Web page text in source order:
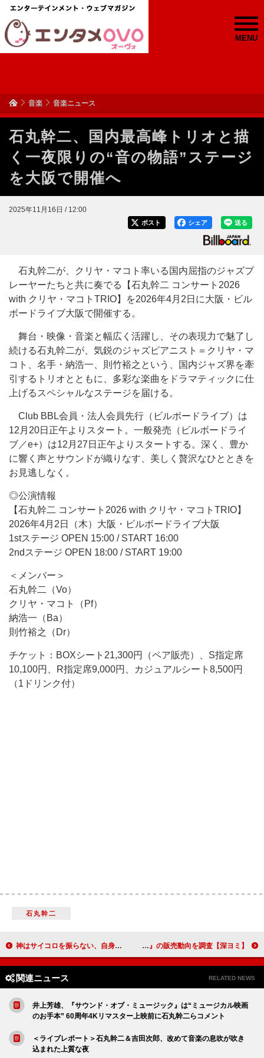
MENU
音楽 音楽ニュース
石丸幹二、国内最高峰トリオと描
く一夜限りの“音の物語”ステージ
を大阪で開催へ
2025年11月16日 / 12:00
送る
シェア
ポスト
石丸幹二が、クリヤ・マコト率いる国内屈指のジャズプ
レーヤーたちと共に奏でる【石丸幹二 コンサート2026
with クリヤ・マコトTRIO】を2026年4月2日に大阪・ビル
ボードライブ大阪で開催する。
舞台・映像・音楽と幅広く活躍し、その表現力で魅了し
続ける石丸幹二が、気鋭のジャズピアニスト＝クリヤ・マ
コト、名手・納浩一、則竹裕之という、国内ジャズ界を牽
引するトリオとともに、多彩な楽曲をドラマティックに仕
上げるスペシャルなステージを届ける。
Club BBL会員・法人会員先行（ビルボードライブ）は
12月20日正午よりスタート。一般発売（ビルボードライ
ブ／e+）は12月27日正午よりスタートする。深く、豊か
に響く声とサウンドが織りなす、美しく贅沢なひとときを
お見逃しなく。
◎公演情報
【石丸幹二 コンサート2026 with クリヤ・マコトTRIO】
2026年4月2日（木）大阪・ビルボードライブ大阪
1stステージ OPEN 15:00 / START 16:00
2ndステージ OPEN 18:00 / START 19:00
＜メンバー＞
石丸幹二（Vo）
クリヤ・マコト（Pf）
納浩一（Ba）
則竹裕之（Dr）
チケット：BOXシート21,300円（ペア販売）、S指定席
10,100円、R指定席9,000円、カジュアルシート8,500円
（1ドリンク付）
石丸幹二
神はサイコロを振らない、自身初となるカバーライブツアー開催決定 【深ヨミ】4作連続初週ミリオン、Snow Man『音故知新』の販売動向を調査
関連ニュース RELATED NEWS
井上芳雄、『サウンド・オブ・ミュージック』は“ミュージカル映画
のお手本” 60周年4Kリマスター上映前に石丸幹二らコメント
＜ライブレポート＞石丸幹二＆吉田次郎、改めて音楽の息吹が吹き
込まれた上質な夜